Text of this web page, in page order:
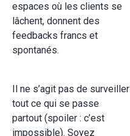
espaces où les clients se
lâchent, donnent des
feedbacks francs et
spontanés.
Il ne s’agit pas de surveiller
tout ce qui se passe
partout (spoiler : c’est
impossible). Soyez